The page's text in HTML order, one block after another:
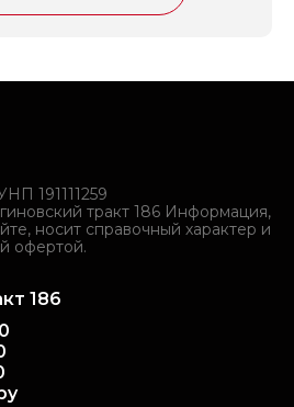
191111259
тракт 186 Информация,
носит справочный характер и
офертой.
186